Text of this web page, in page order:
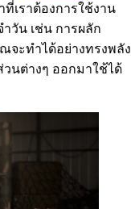
ที่เราต้องการใช้งาน
วัน เช่น การผลัก
จะทำได้อย่างทรงพลัง
วนต่างๆ ออกมาใช้ได้